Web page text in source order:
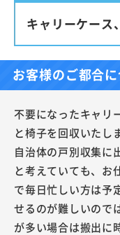
キャリーケース
お客様のご都合
不要になったキャリ
と椅子を回収いたし
自治体の戸別収集に
と考えていても、お
で毎日忙しい方は予
せるのが難しいので
が多い場合は搬出に